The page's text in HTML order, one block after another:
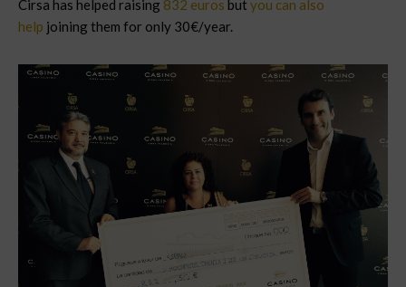
Cirsa has helped raising 832 euros but you can also
help joining them for only 30€/year.